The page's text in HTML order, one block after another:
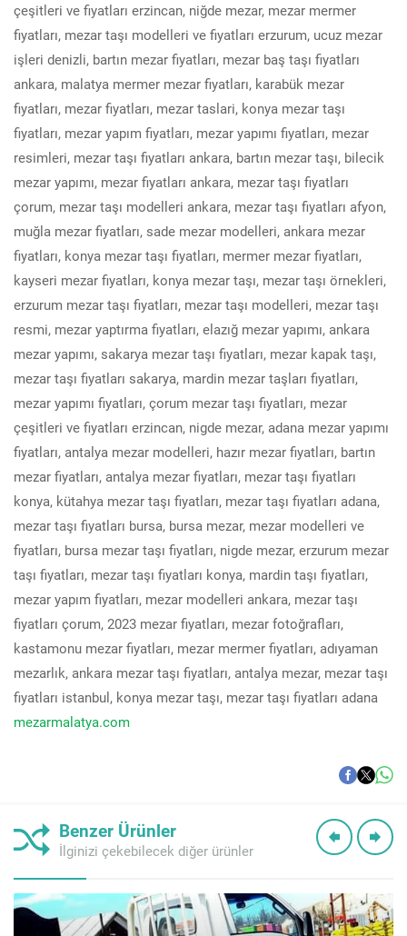
çeşitleri ve fiyatları erzincan, niğde mezar, mezar mermer
fiyatları, mezar taşı modelleri ve fiyatları erzurum, ucuz mezar
işleri denizli, bartın mezar fiyatları, mezar baş taşı fiyatları
ankara, malatya mermer mezar fiyatları, karabük mezar
fiyatları, mezar fiyatları, mezar taslari, konya mezar taşı
fiyatları, mezar yapım fiyatları, mezar yapımı fiyatları, mezar
resimleri, mezar taşı fiyatları ankara, bartın mezar taşı, bilecik
mezar yapımı, mezar fiyatları ankara, mezar taşı fiyatları
çorum, mezar taşı modelleri ankara, mezar taşı fiyatları afyon,
muğla mezar fiyatları, sade mezar modelleri, ankara mezar
fiyatları, konya mezar taşı fiyatları, mermer mezar fiyatları,
kayseri mezar fiyatları, konya mezar taşı, mezar taşı örnekleri,
erzurum mezar taşı fiyatları, mezar taşı modelleri, mezar taşı
resmi, mezar yaptırma fiyatları, elazığ mezar yapımı, ankara
mezar yapımı, sakarya mezar taşı fiyatları, mezar kapak taşı,
mezar taşı fiyatları sakarya, mardin mezar taşları fiyatları,
mezar yapımı fiyatları, çorum mezar taşı fiyatları, mezar
çeşitleri ve fiyatları erzincan, nigde mezar, adana mezar yapımı
fiyatları, antalya mezar modelleri, hazır mezar fiyatları, bartın
mezar fiyatları, antalya mezar fiyatları, mezar taşı fiyatları
konya, kütahya mezar taşı fiyatları, mezar taşı fiyatları adana,
mezar taşı fiyatları bursa, bursa mezar, mezar modelleri ve
fiyatları, bursa mezar taşı fiyatları, nigde mezar, erzurum mezar
taşı fiyatları, mezar taşı fiyatları konya, mardin taşı fiyatları,
mezar yapım fiyatları, mezar modelleri ankara, mezar taşı
fiyatları çorum, 2023 mezar fiyatları, mezar fotoğrafları,
kastamonu mezar fiyatları, mezar mermer fiyatları, adıyaman
mezarlık, ankara mezar taşı fiyatları, antalya mezar, mezar taşı
fiyatları istanbul, konya mezar taşı, mezar taşı fiyatları adana
mezarmalatya.com
Benzer Ürünler
İlginizi çekebilecek diğer ürünler